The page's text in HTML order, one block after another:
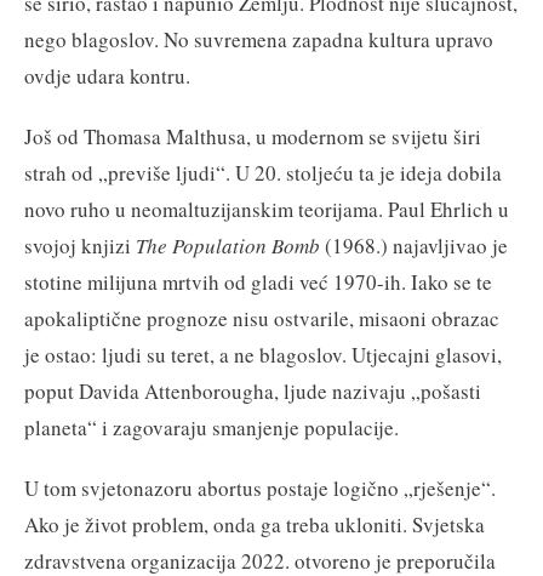
nego blagoslov. No suvremena zapadna kultura upravo
ovdje udara kontru.
Još od Thomasa Malthusa, u modernom se svijetu širi
strah od „previše ljudi“. U 20. stoljeću ta je ideja dobila
novo ruho u neomaltuzijanskim teorijama. Paul Ehrlich u
svojoj knjizi The Population Bomb (1968.) najavljivao je
stotine milijuna mrtvih od gladi već 1970-ih. Iako se te
apokaliptične prognoze nisu ostvarile, misaoni obrazac
je ostao: ljudi su teret, a ne blagoslov. Utjecajni glasovi,
poput Davida Attenborougha, ljude nazivaju „pošasti
planeta“ i zagovaraju smanjenje populacije.
U tom svjetonazoru abortus postaje logično „rješenje“.
Ako je život problem, onda ga treba ukloniti. Svjetska
zdravstvena organizacija 2022. otvoreno je preporučila